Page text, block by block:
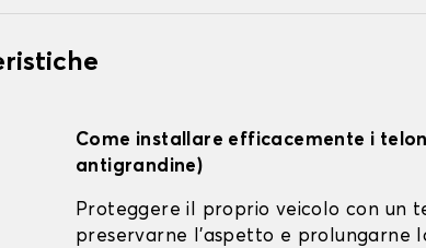
Come installare efficacemente i
antigrandine)
Proteggere il proprio veicolo con un
preservarne l'aspetto e prolungarne